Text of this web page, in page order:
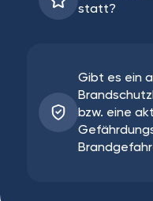
statt?
Gibt es ein
bzw. eine